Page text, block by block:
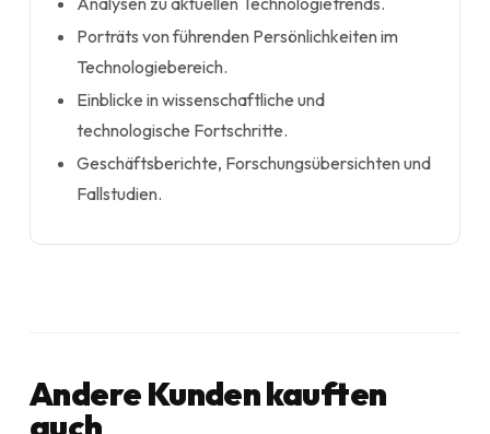
Porträts von führenden Persönlichkeiten im
Technologiebereich.
Einblicke in wissenschaftliche und
technologische Fortschritte.
Geschäftsberichte, Forschungsübersichten und
Fallstudien.
Andere Kunden kauften